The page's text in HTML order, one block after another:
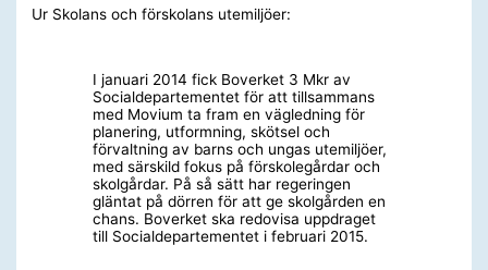
Ur Skolans och förskolans utemiljöer:
I januari 2014 fick Boverket 3 Mkr av
Socialdepartementet för att tillsammans
med Movium ta fram en vägledning för
planering, utformning, skötsel och
förvaltning av barns och ungas utemiljöer,
med särskild fokus på förskolegårdar och
skolgårdar. På så sätt har regeringen
gläntat på dörren för att ge skolgården en
chans. Boverket ska redovisa uppdraget
till Socialdepartementet i februari 2015.